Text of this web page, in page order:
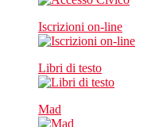
Iscrizioni on-line
Libri di testo
Mad